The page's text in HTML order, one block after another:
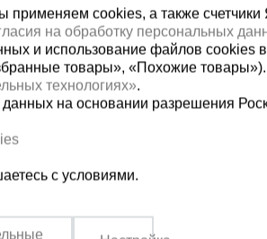
+7 (938) 992-1-992
Заказать звонок
cookies, а также
на обработку персональных
и использование файлов cookies
товары», «Похожие
технологиях».
на основании разрешения
с условиями.